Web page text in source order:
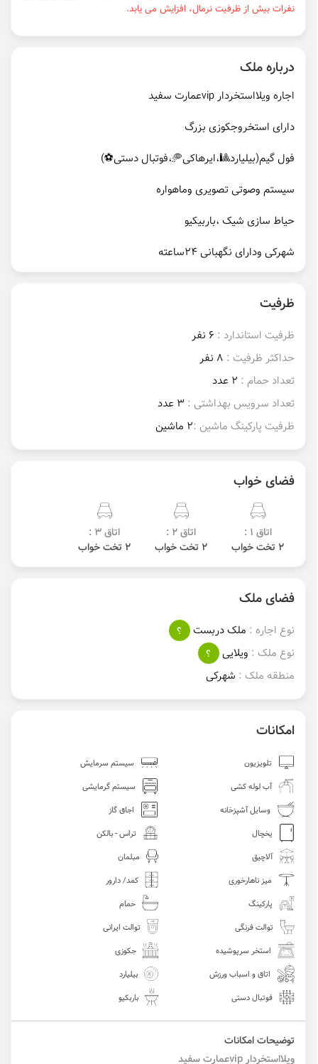
نفرات بیش از ظرفیت نرمال، افزایش می یابد.
درباره ملک
اجاره ویلااستخردار vipعمارت سفید
دارای استخروجکوزی بزرگ
فول گیم(بیلیارد🎱،ایرهاکی🥏،فوتبال دستی⚽️)
سیستم وصوتی تصویری وماهواره
حیاط سازی شیک ،باربیکیو
شهرکی ودارای نگهبانی ۲۴ساعته
ظرفیت
ظرفیت استاندارد : 6 نفر
حداکثر ظرفیت : 8 نفر
تعداد حمام : 2 عدد
تعداد سرویس بهداشتی : 3 عدد
ظرفیت پارکینگ ماشین :2 ماشین
فضای خواب
اتاق 1 :
2 تخت خواب
اتاق 2 :
2 تخت خواب
اتاق 3 :
2 تخت خواب
فضای ملک
نوع اجاره : ملک دربست
؟
نوع ملک : ویلایی
؟
منطقه ملک : شهرکی
امکانات
تلویزیون
سیستم سرمایش
آب لوله کشی
سیستم گرمایشی
وسایل آشپزخانه
اجاق گاز
یخچال
تراس - بالکن
آلاچیق
مبلمان
میز ناهارخوری
کمد/ دارور
پارکینگ
حمام
توالت فرنگی
توالت ایرانی
استخر سرپوشیده
جکوزی
اتاق و اسباب ورزش
بیلیارد
فوتبال دستی
باربکیو
توضیحات امکانات
ویلااستخردار vipعمارت سفید